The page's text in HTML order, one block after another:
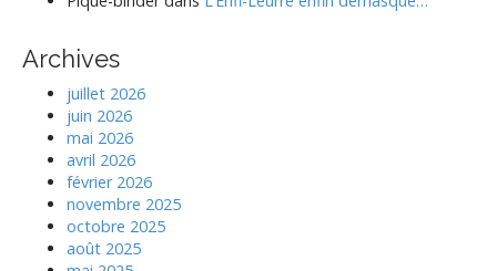
Archives
juillet 2026
juin 2026
mai 2026
avril 2026
février 2026
novembre 2025
octobre 2025
août 2025